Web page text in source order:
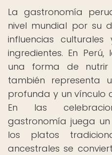
La gastronomía
nivel mundial por su
influencias
ingredientes. En
una forma de
también representa
profunda y un vínculo
En las
gastronomía juega
los platos
ancestrales se